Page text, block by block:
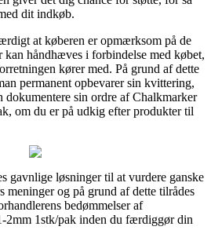
dit indkøb.
at køberen er opmærksom på de
kan håndhæves i forbindelse med købet,
kører med. På grund af dette
permanent opbevarer sin kvittering,
dokumentere sin ordre af Chalkmarker
om du er på udkig efter produkter til
gavnlige løsninger til at vurdere ganske
meninger og på grund af dette tilrådes
bedømmelser af
2mm 1stk/pak inden du færdiggør din